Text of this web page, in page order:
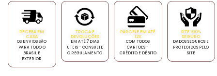
RECEBA EM
CASA
OS ENVIOS SÃO
PARA TODO O
BRASIL E
EXTERIOR
TROCA E
DEVOLUÇÕES
EM ATÉ 7 DIAS
ÚTEIS - CONSULTE
O REGULAMENTO
PARCELE EM ATÉ
12X
COM TODOS
CARTÕES -
CRÉDITO E DÉBITO
SITE 100%
SEGURO
DADOS SEGUROS E
PROTEGIDOS PELO
SITE